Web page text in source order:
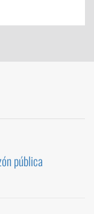
pública